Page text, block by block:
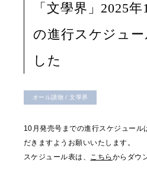
「文學界」2025
の進行スケジュー
した
オール讀物 / 文學界
10月発売号までの進行スケジュール
だきますようお願いいたします。
スケジュール表は、 こちら からダウ